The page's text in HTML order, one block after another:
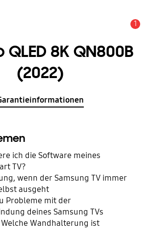
1
QLED 8K QN800B
(2022)
ich die Software meines
TV?
wenn der Samsung TV immer
ausgeht
Probleme mit der
deines Samsung TVs
Welche Wandhalterung ist